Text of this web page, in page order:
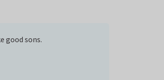
good sons.